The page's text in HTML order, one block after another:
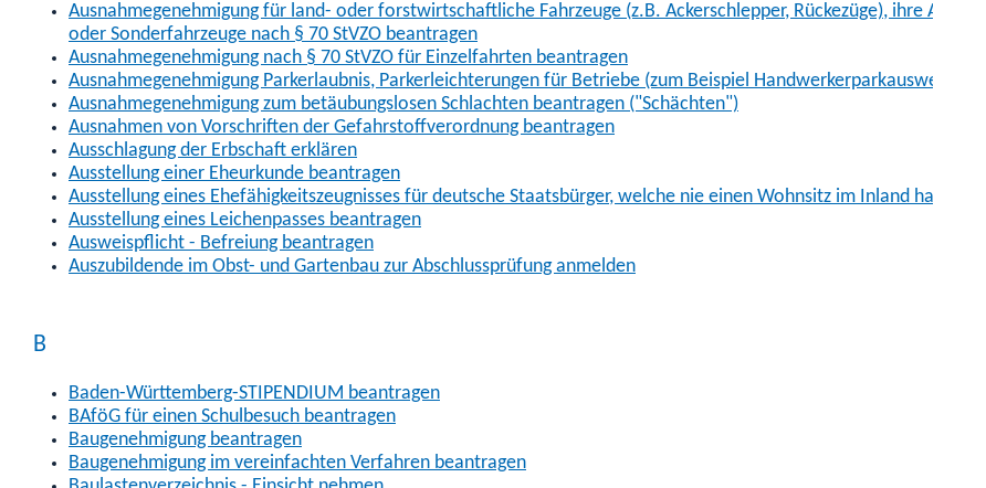
Ausnahmegenehmigung für land- oder forstwirtschaftliche Fahrzeuge (z.B. Ackerschlepper, Rückezüge), ihre
oder Sonderfahrzeuge nach § 70 StVZO beantragen
Ausnahmegenehmigung nach § 70 StVZO für Einzelfahrten beantragen
Ausnahmegenehmigung Parkerlaubnis, Parkerleichterungen für Betriebe (zum Beispiel Handwerkerparkausweis)
Ausnahmegenehmigung zum betäubungslosen Schlachten beantragen ("Schächten")
Ausnahmen von Vorschriften der Gefahrstoffverordnung beantragen
Ausschlagung der Erbschaft erklären
Ausstellung einer Eheurkunde beantragen
Ausstellung eines Ehefähigkeitszeugnisses für deutsche Staatsbürger, welche nie einen Wohnsitz im Inland hatten
Ausstellung eines Leichenpasses beantragen
Ausweispflicht - Befreiung beantragen
Auszubildende im Obst- und Gartenbau zur Abschlussprüfung anmelden
B
Baden-Württemberg-STIPENDIUM beantragen
BAföG für einen Schulbesuch beantragen
Baugenehmigung beantragen
Baugenehmigung im vereinfachten Verfahren beantragen